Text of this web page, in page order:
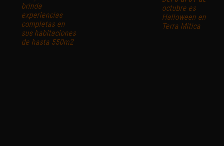
brinda
experiencias
completas en
sus habitaciones
de hasta 550m2
octubre es
Halloween en
Terra Mítica